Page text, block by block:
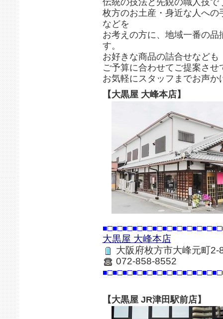
枚方のお土産・身近な人へ
などを
お考えの方に、地域一番の
す。
お好きな商品の詰合せなども
ご予算に合わせてご提案させ
お気軽にスタッフまでお声か
【大黒屋 大峰本店】
大黒屋 大峰本店
大阪府枚方市大峰元町2-
072-858-8552
【大黒屋 JR津田駅前店】